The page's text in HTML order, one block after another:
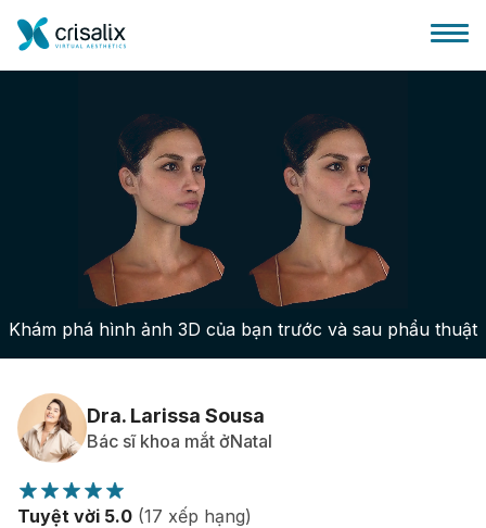
Bác sĩ phẫu thuật
Nền tảng kinh doanh 3D
Gói
Đánh giá của bệnh nhân
Khám phá hình ảnh 3D của bạn trước và sau phẩu thuật
Dra. Larissa Sousa
Bác sĩ khoa mắt ởNatal
Tuyệt vời 5.0 (17 xếp hạng)